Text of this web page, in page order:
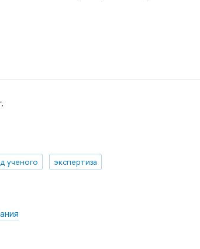
ученого экспертиза